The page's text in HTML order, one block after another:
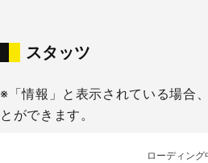
スタッツ
※「情報」と表示されている場合
とができます。
ローディング